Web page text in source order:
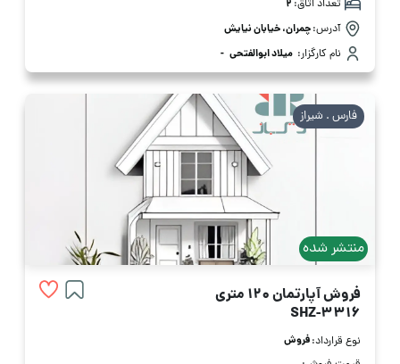
تعداد اتاق: 2
آدرس:چمران، خیابان نیایش
نام کارگزار: میلاد ابوالفتحی -
منتشر شده
فارس . شیراز
فروش آپارتمان 120 متری
SHZ-3316
نوع قرارداد:فروش